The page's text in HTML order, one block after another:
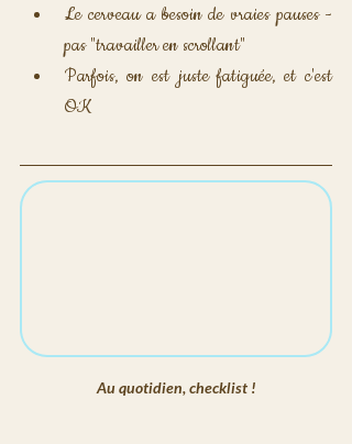
Le cerveau a besoin de vraies pauses -
pas "travailler en scrollant"
Parfois, on est juste fatiguée, et c'est
OK
Au quotidien, checklist !